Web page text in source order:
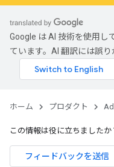
Google は AI 技術を使用し
ています。AI 翻訳には誤り
ホーム プロダクト
この情報は役に立ちましたか
フィードバックを送信